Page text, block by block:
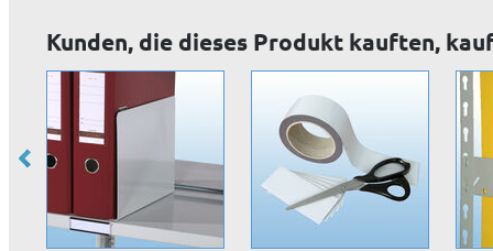
Kunden, die dieses Produkt kauften,